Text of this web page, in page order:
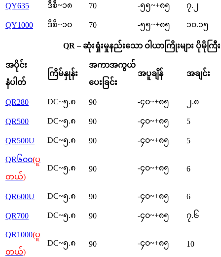
QY635 ဒီစီ~၁၈ 70 -၅၅~+၈၅ ၇.၂
QY1000 ဒီစီ~၁၀ 70 -၅၅~+၈၅ ၁၀.၁၅
QR – ဆုံးရှုံးမှုနည်းသော ဝါယာကြိုးများ ပိုမို
အပိုင်း
နံပါတ်
ကြိမ်နှုန်း
အကာအကွယ်
ပေးခြင်း
အပူချိန် အချင်း
QR280 DC~၅.၈ 90 -၄၀~+၈၅ ၂.၈
QR500 DC~၅.၈ 90 -၄၀~+၈၅ 5
QR500U DC~၅.၈ 90 -၄၀~+၈၅ 5
QR၆၀၀(ပူ
တယ်)
DC~၅.၈ 90 -၄၀~+၈၅ 6
QR600U DC~၅.၈ 90 -၄၀~+၈၅ 6
QR700 DC~၅.၈ 90 -၄၀~+၈၅ ၇.၆
QR1000(ပူ
တယ်)
DC~၅.၈ 90 -၄၀~+၈၅ 10